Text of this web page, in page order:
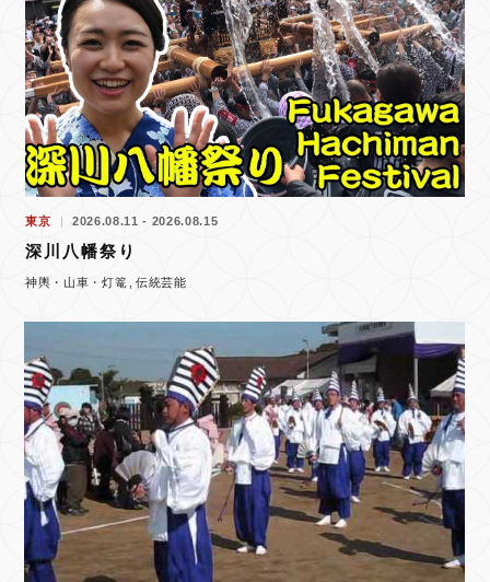
東京 2026.08.11 - 2026.08.15
深川八幡祭り
神輿・山車・灯篭 伝統芸能